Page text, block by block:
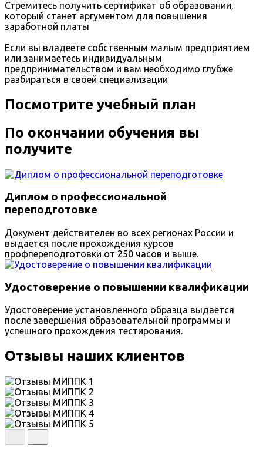
Стремитесь получить сертификат об образовании,
который станет аргументом для повышения
заработной платы
Если вы владеете собственным малым предприятием
или занимаетесь индивидуальным
предпринимательством и вам необходимо глубже
разбираться в своей специализации
Посмотрите учебный план
По окончании обучения вы
получите
Диплом о профессиональной
переподготовке
Документ действителен во всех регионах России и
выдается после прохождения курсов
профпереподготовки от 250 часов и выше.
Удостоверение о повышении квалификации
Удостоверение установленного образца выдается
после завершения образовательной программы и
успешного прохождения тестирования.
Отзывы наших клиентов